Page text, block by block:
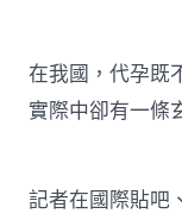
在我國，代孕既
實際中卻有一條
記者在國際貼吧